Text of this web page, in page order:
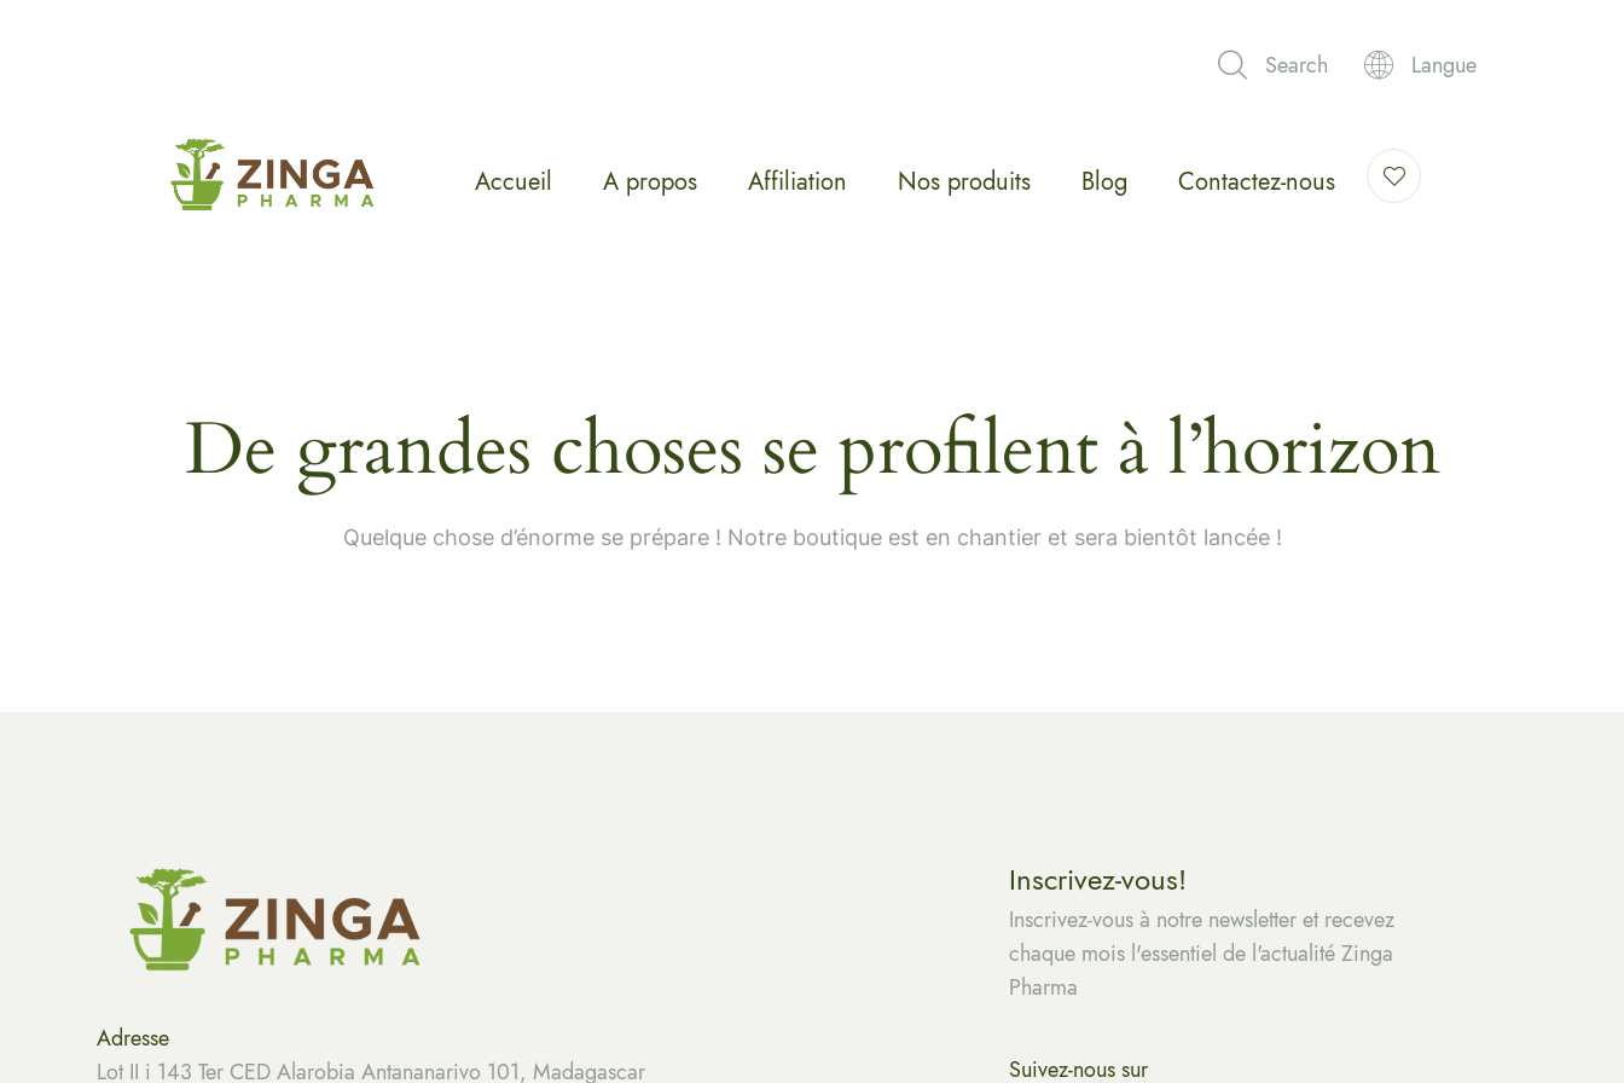
Search Langue
Accueil A propos Affiliation Nos produits Blog Contactez-nous
De grandes choses se profilent à l’horizon
Quelque chose d’énorme se prépare ! Notre boutique est en chantier et sera bientôt lancée !
Adresse
Lot II i 143 Ter CED Alarobia Antananarivo 101, Madagascar
Inscrivez-vous!
Inscrivez-vous à notre newsletter et recevez
chaque mois l'essentiel de l'actualité Zinga
Pharma
Suivez-nous sur